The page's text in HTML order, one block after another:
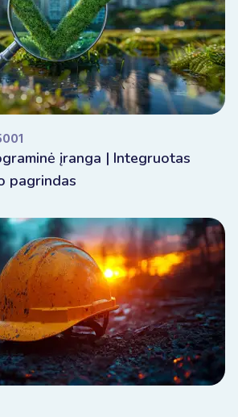
įranga | Integruotas
pagrindas